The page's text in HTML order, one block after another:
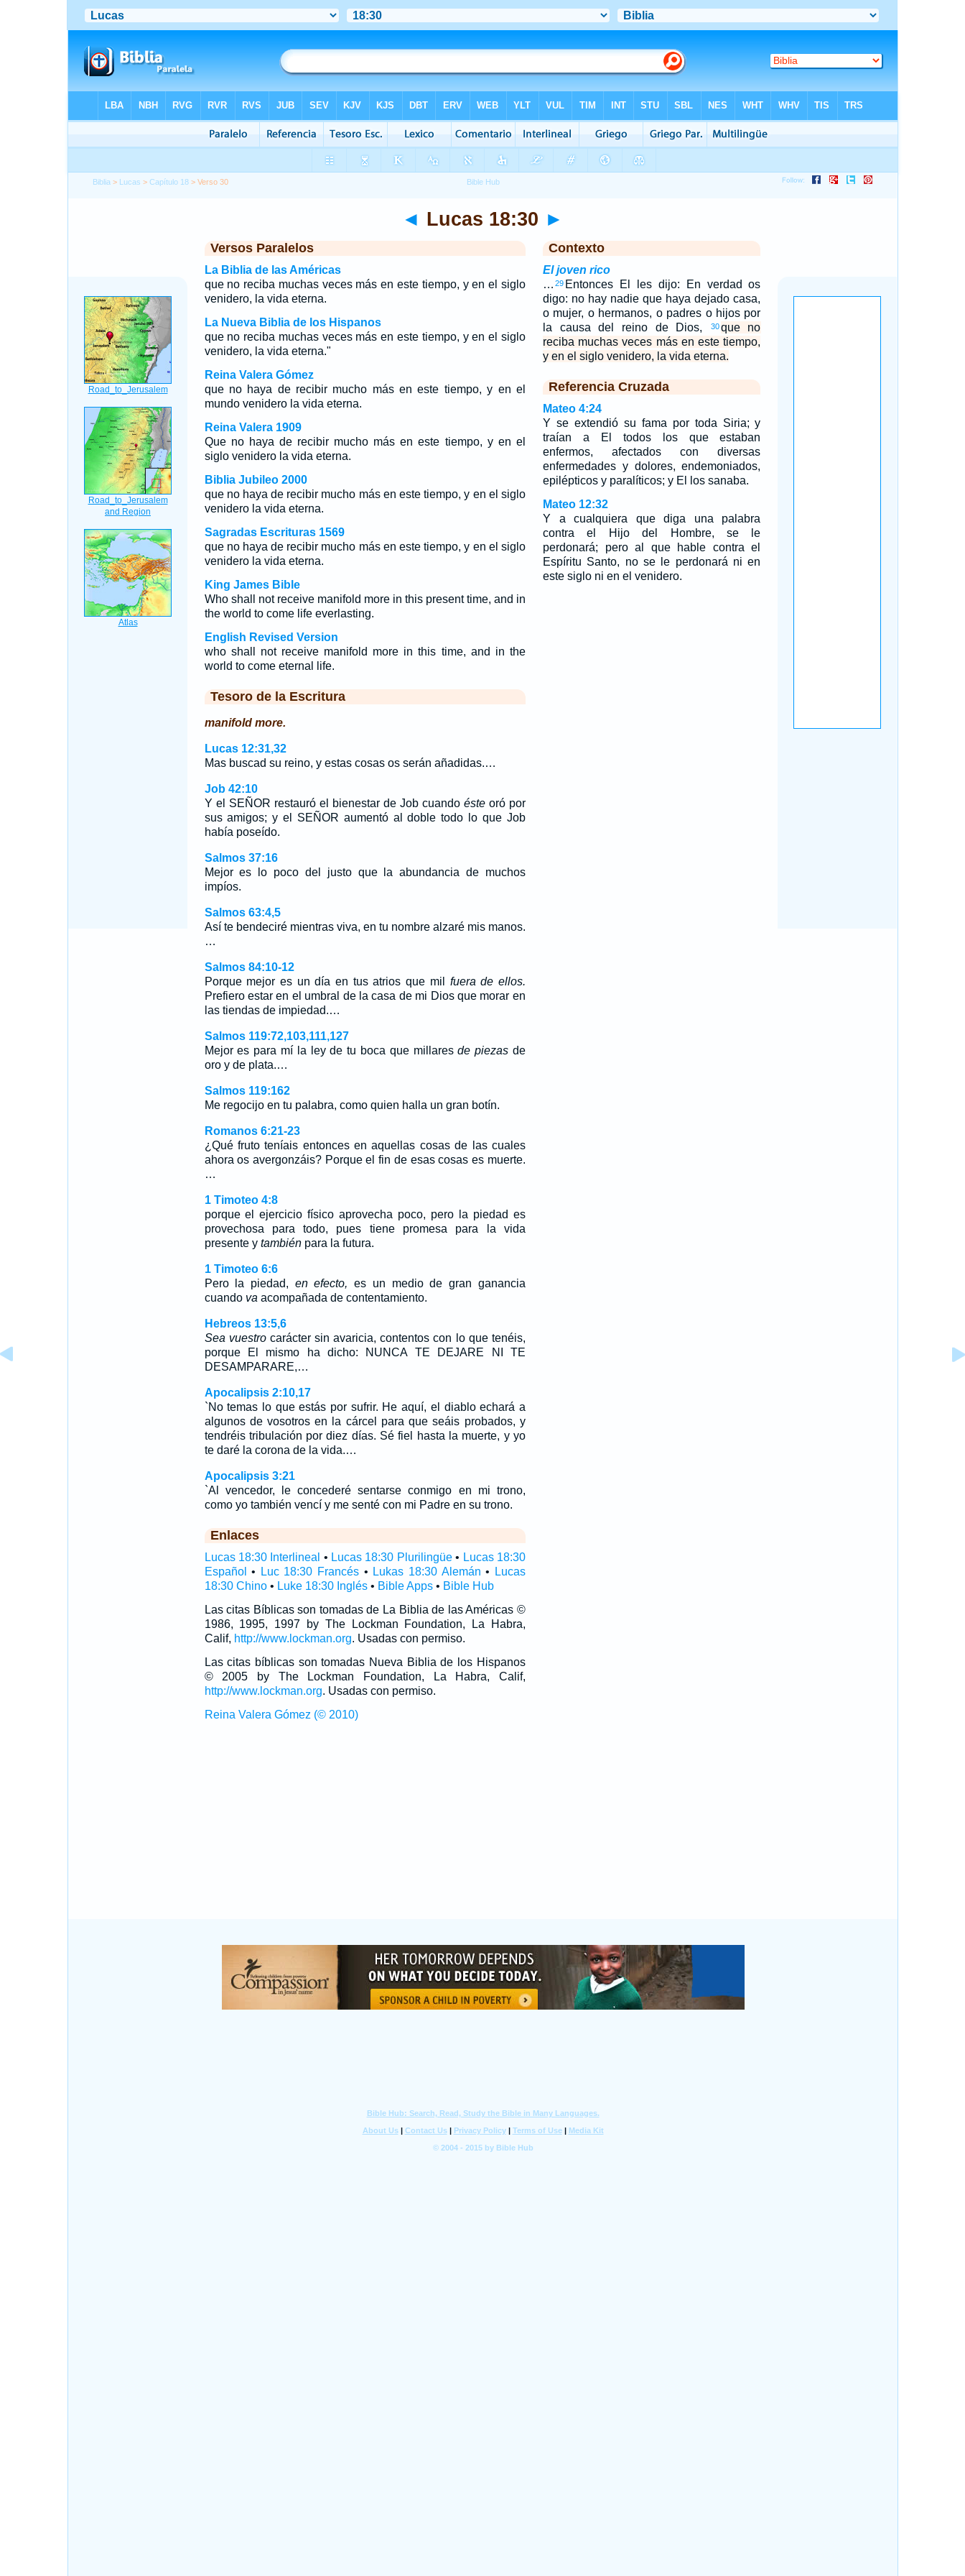
Biblia > Lucas >Capítulo 18 > Verso 30
◄ Lucas 18:30 ►
Versos Paralelos
La Biblia de las Américas
que no reciba muchas veces más en este tiempo, y en el siglo
venidero, la vida eterna.
La Nueva Biblia de los Hispanos
que no reciba muchas veces más en este tiempo, y en el siglo
venidero, la vida eterna."
Reina Valera Gómez
que no haya de recibir mucho más en este tiempo, y en el
mundo venidero la vida eterna.
Reina Valera 1909
Que no haya de recibir mucho más en este tiempo, y en el
siglo venidero la vida eterna.
Biblia Jubileo 2000
que no haya de recibir mucho más en este tiempo, y en el siglo
venidero la vida eterna.
Sagradas Escrituras 1569
que no haya de recibir mucho más en este tiempo, y en el siglo
venidero la vida eterna.
King James Bible
Who shall not receive manifold more in this present time, and in
the world to come life everlasting.
English Revised Version
who shall not receive manifold more in this time, and in the
world to come eternal life.
Tesoro de la Escritura
manifold more.
Lucas 12:31,32
Mas buscad su reino, y estas cosas os serán añadidas.…
Job 42:10
Y el SEÑOR restauró el bienestar de Job cuando ésteoró por
sus amigos; y el SEÑOR aumentó al doble todo lo que Job
había poseído.
Salmos 37:16
Mejor es lo poco del justo que la abundancia de muchos
impíos.
Salmos 63:4,5
Así te bendeciré mientras viva, en tu nombre alzaré mis manos.
…
Salmos 84:10-12
Porque mejor es un día en tus atrios que mil fuera de ellos.
Prefiero estar en el umbral de la casa de mi Dios que morar en
las tiendas de impiedad.…
Salmos 119:72,103,111,127
Mejor es para mí la ley de tu boca que millaresde piezas de
oro y de plata.…
Salmos 119:162
Me regocijo en tu palabra, como quien halla un gran botín.
Romanos 6:21-23
¿Qué fruto teníais entonces en aquellas cosas de las cuales
ahora os avergonzáis? Porque el fin de esas cosas es muerte.
…
1 Timoteo 4:8
porque el ejercicio físico aprovecha poco, pero la piedad es
provechosa para todo, pues tiene promesa para la vida
presente y tambiénpara la futura.
1 Timoteo 6:6
Pero la piedad, en efecto, es un medio de gran ganancia
cuando va acompañada de contentamiento.
Hebreos 13:5,6
Sea vuestrocarácter sin avaricia, contentos con lo que tenéis,
porque El mismo ha dicho: NUNCA TE DEJARE NI TE
DESAMPARARE,…
Apocalipsis 2:10,17
`No temas lo que estás por sufrir. He aquí, el diablo echará a
algunos de vosotros en la cárcel para que seáis probados, y
tendréis tribulación por diez días. Sé fiel hasta la muerte, y yo
te daré la corona de la vida.…
Apocalipsis 3:21
`Al vencedor, le concederé sentarse conmigo en mi trono,
como yo también vencí y me senté con mi Padre en su trono.
Enlaces
Lucas 18:30 Interlineal • Lucas 18:30 Plurilingüe• Lucas 18:30
Español • Luc 18:30 Francés • Lukas 18:30 Alemán •
Lucas
18:30 Chino• Luke 18:30 Inglés• Bible Apps• Bible Hub
Las citas Bíblicas son tomadas de La Biblia de las Américas ©
1986, 1995, 1997 by The Lockman Foundation, La Habra,
Calif, http://www.lockman.org. Usadas con permiso.
Las citas bíblicas son tomadas Nueva Biblia de los Hispanos
© 2005 by The Lockman Foundation, La Habra, Calif,
http://www.lockman.org. Usadas con permiso.
Reina Valera Gómez (© 2010)
Contexto
El joven rico
… 29 Entonces El les dijo: En verdad os
digo: no hay nadie que haya dejado casa,
o mujer, o hermanos, o padres o hijos por
la causa del reino de Dios,
30que no
reciba muchas veces más en este tiempo,
y en el siglo venidero, la vida eterna.
Referencia Cruzada
Mateo 4:24
Y se extendió su fama por toda Siria; y
traían a El todos los que estaban
enfermos, afectados con diversas
enfermedades y dolores, endemoniados,
epilépticos y paralíticos; y El los sanaba.
Mateo 12:32
Y a cualquiera que diga una palabra
contra el Hijo del Hombre, se le
perdonará; pero al que hable contra el
Espíritu Santo, no se le perdonará ni en
este siglo ni en el venidero.